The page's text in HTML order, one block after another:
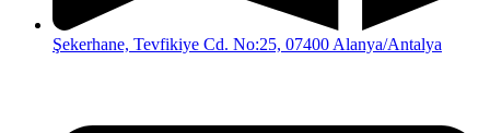
Şekerhane, Tevfikiye Cd. No:25, 07400 Alanya/Antalya